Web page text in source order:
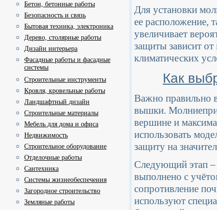
Бетон, бетонные работы
Безопасность и связь
Бытовая техника, электроника
Дерево, столярные работы
Дизайн интерьера
Фасадные работы и фасадные
системы
Строительные инструменты
Кровля, кровельные работы
Ландшафтный дизайн
Строительные материалы
Мебель для дома и офиса
Недвижимость
Строительное оборудование
Отделочные работы
Сантехника
Системы жизнеобеспечения
Загородное строительство
Земляные работы
Для установки
ее расположение,
увеличивает
защиты зависит
климатических
Как
Важно правильно
вышки.
вершине и
использовать
защиту на
Следующий этап –
выполнено с
сопротивление
используют